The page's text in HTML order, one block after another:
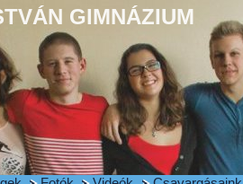
GIMNÁZIUM